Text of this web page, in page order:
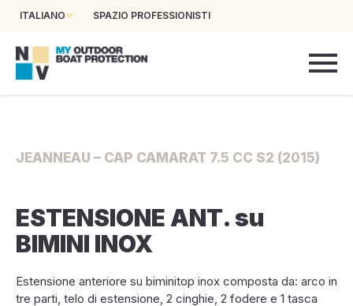
ITALIANO SPAZIO PROFESSIONISTI
JEANNEAU – CAP CAMARAT 7.5 CC S2 (2015)
ESTENSIONE ANT. su
BIMINI INOX
Estensione anteriore su biminitop inox composta da: arco in
tre parti, telo di estensione, 2 cinghie, 2 fodere e 1 tasca